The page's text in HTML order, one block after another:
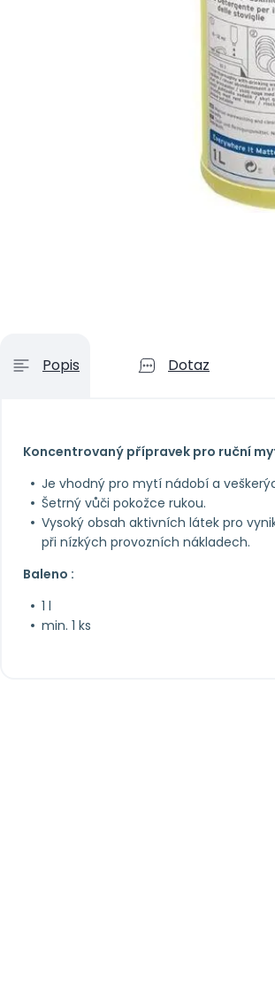
Popis Dotaz
Koncentrovaný přípravek pro ruční
Je vhodný pro mytí nádobí a
Šetrný vůči pokožce rukou.
Vysoký obsah aktivních látek pro
při nízkých provozních nákladech.
Baleno :
1 l
min. 1 ks